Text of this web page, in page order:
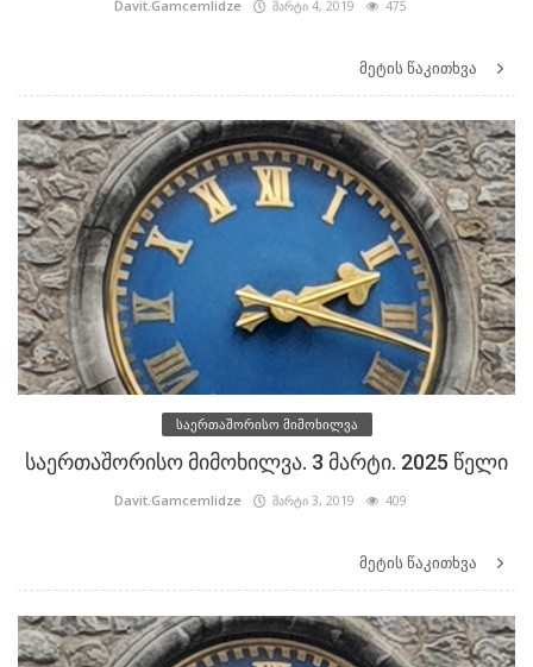
Davit.Gamcemlidze მარტი 4, 2019 475
მეტის წაკითხვა
საერთაშორისო მიმოხილვა
საერთაშორისო მიმოხილვა. 3 მარტი. 2025 წელი
Davit.Gamcemlidze მარტი 3, 2019 409
მეტის წაკითხვა